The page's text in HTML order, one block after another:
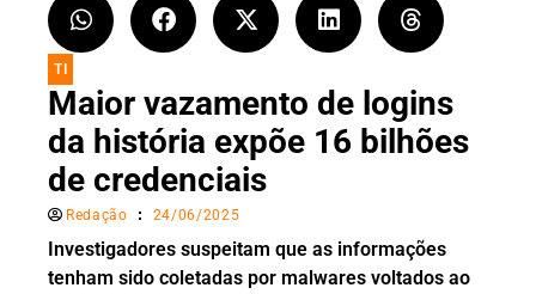
TI
Maior vazamento de logins
da história expõe 16 bilhões
de credenciais
Redação 24/06/2025
Investigadores suspeitam que as informações
tenham sido coletadas por malwares voltados ao